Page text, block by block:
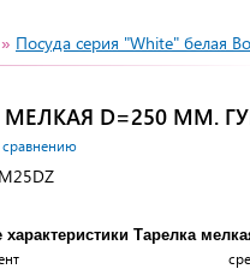
» Посуда серия "White" белая
МЕЛКАЯ D=250 ММ.
сравнению
характеристики Тарелка